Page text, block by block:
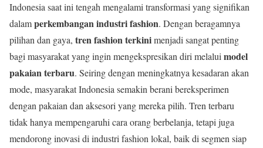
Indonesia saat ini tengah mengalami transformasi yang signifikan
dalamperkembangan industri fashion. Dengan beragamnya
pilihan dan gaya, tren fashion terkinimenjadi sangat penting
bagi masyarakat yang ingin mengekspresikan diri melalui model
pakaian terbaru. Seiring dengan meningkatnya kesadaran akan
mode, masyarakat Indonesia semakin berani bereksperimen
dengan pakaian dan aksesori yang mereka pilih. Tren terbaru
tidak hanya mempengaruhi cara orang berbelanja, tetapi juga
mendorong inovasi di industri fashion lokal, baik di segmen siap